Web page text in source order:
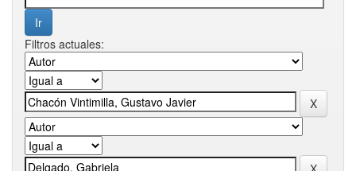
Filtros actuales: